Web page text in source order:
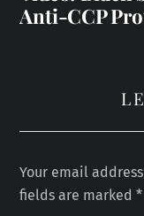
Anti-CCP
Your email
fields are marked*